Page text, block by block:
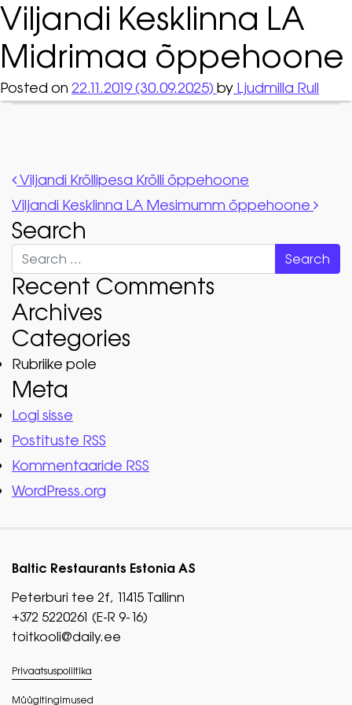
Viljandi Kesklinna LA
Midrimaa õppehoone
Posted on 22.11.2019(30.09.2025) by Ljudmilla Rull
Post navigation
Viljandi Krõllipesa Krõlli õppehoone
Viljandi Kesklinna LA Mesimumm õppehoone
Search
Search
Recent Comments
Archives
Categories
Rubriike pole
Meta
Logi sisse
Postituste RSS
Kommentaaride RSS
WordPress.org
Baltic Restaurants Estonia AS
Peterburi tee 2f, 11415 Tallinn
+372 5220261 (E-R 9-16)
toitkooli@daily.ee
Privaatsuspoliitika
Müügitingimused